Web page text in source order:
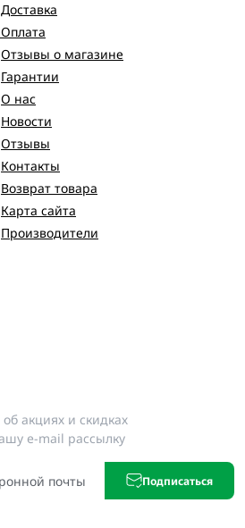
Доставка
Оплата
Отзывы о магазине
Гарантии
О нас
Новости
Отзывы
Контакты
Возврат товара
Карта сайта
Производители
акциях и скидках
e-mail рассылку
Подписаться